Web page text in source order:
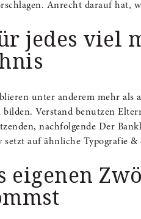
Anrecht darauf hat,
jedes
unter anderem mehr
Verstand benutzen
nachfolgende Der
setzt auf ähnliche Typografie
eigenen